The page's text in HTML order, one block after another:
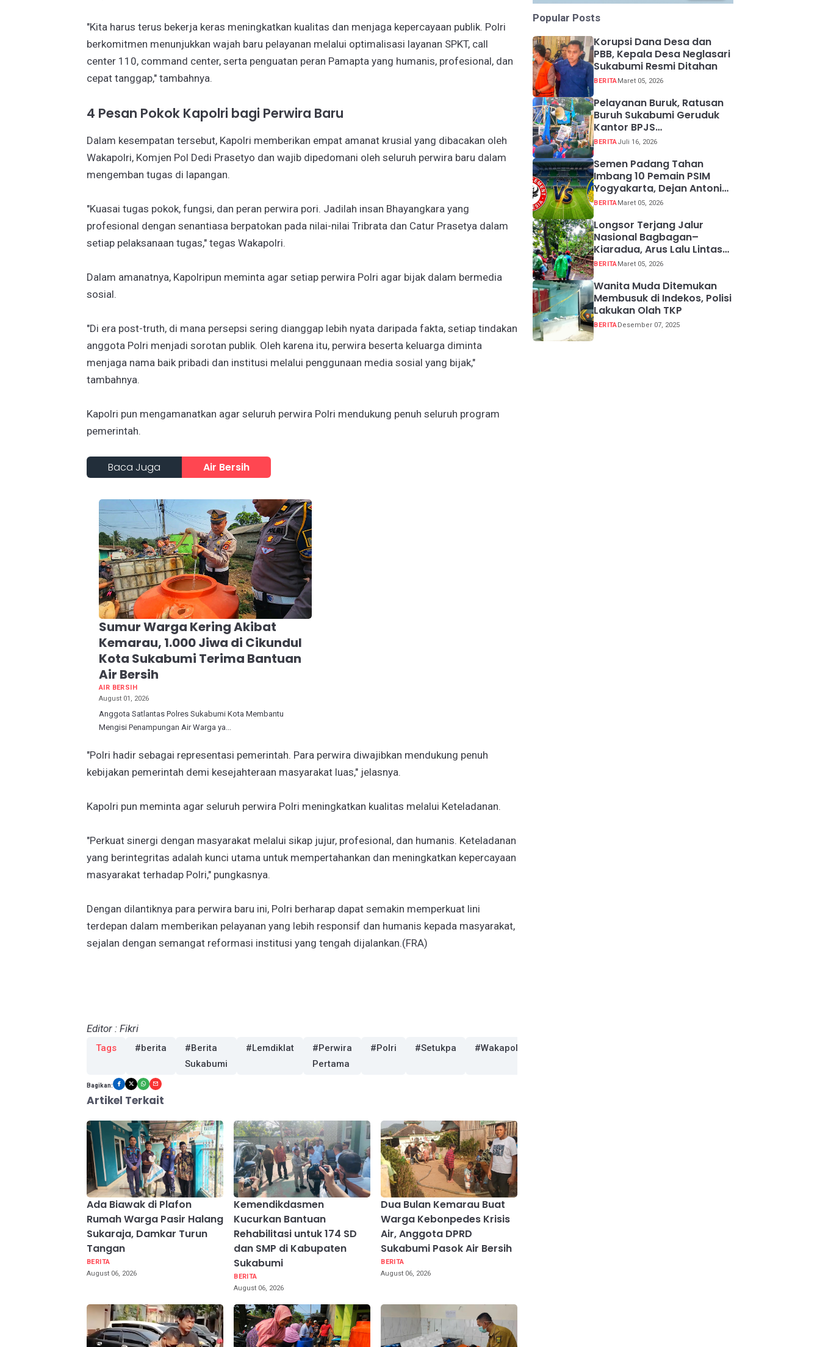
"Kita harus terus bekerja keras meningkatkan kualitas dan menjaga kepercayaan publik. Polri
berkomitmen menunjukkan wajah baru pelayanan melalui optimalisasi layanan SPKT, call
center 110, command center, serta penguatan peran Pamapta yang humanis, profesional, dan
cepat tanggap," tambahnya.
4 Pesan Pokok Kapolri bagi Perwira Baru
Dalam kesempatan tersebut, Kapolri memberikan empat amanat krusial yang dibacakan oleh
Wakapolri, Komjen Pol Dedi Prasetyo dan wajib dipedomani oleh seluruh perwira baru dalam
mengemban tugas di lapangan.
"Kuasai tugas pokok, fungsi, dan peran perwira pori. Jadilah insan Bhayangkara yang
profesional dengan senantiasa berpatokan pada nilai-nilai Tribrata dan Catur Prasetya dalam
setiap pelaksanaan tugas," tegas Wakapolri.
Dalam amanatnya, Kapolripun meminta agar setiap perwira Polri agar bijak dalam bermedia
sosial.
"Di era post-truth, di mana persepsi sering dianggap lebih nyata daripada fakta, setiap tindakan
anggota Polri menjadi sorotan publik. Oleh karena itu, perwira beserta keluarga diminta
menjaga nama baik pribadi dan institusi melalui penggunaan media sosial yang bijak,"
tambahnya.
Kapolri pun mengamanatkan agar seluruh perwira Polri mendukung penuh seluruh program
pemerintah.
Baca Juga Air Bersih
Sumur Warga Kering Akibat
Kemarau, 1.000 Jiwa di Cikundul
Kota Sukabumi Terima Bantuan
Air Bersih
AIR BERSIH
August 01, 2026
Anggota Satlantas Polres Sukabumi Kota Membantu
Mengisi Penampungan Air Warga ya...
"Polri hadir sebagai representasi pemerintah. Para perwira diwajibkan mendukung penuh
kebijakan pemerintah demi kesejahteraan masyarakat luas," jelasnya.
Kapolri pun meminta agar seluruh perwira Polri meningkatkan kualitas melalui Keteladanan.
"Perkuat sinergi dengan masyarakat melalui sikap jujur, profesional, dan humanis. Keteladanan
yang berintegritas adalah kunci utama untuk mempertahankan dan meningkatkan kepercayaan
masyarakat terhadap Polri," pungkasnya.
Dengan dilantiknya para perwira baru ini, Polri berharap dapat semakin memperkuat lini
terdepan dalam memberikan pelayanan yang lebih responsif dan humanis kepada masyarakat,
sejalan dengan semangat reformasi institusi yang tengah dijalankan.(FRA)
Editor : Fikri
Tags #berita
#Berita
Sukabumi
#Lemdiklat
#Perwira
Pertama
#Polri #Setukpa #Wakapolri
Bagikan:
Artikel Terkait
Ada Biawak di Plafon
Rumah Warga Pasir Halang
Sukaraja, Damkar Turun
Tangan
BERITA
August 06, 2026
Kemendikdasmen
Kucurkan Bantuan
Rehabilitasi untuk 174 SD
dan SMP di Kabupaten
Sukabumi
BERITA
August 06, 2026
Dua Bulan Kemarau Buat
Warga Kebonpedes Krisis
Air, Anggota DPRD
Sukabumi Pasok Air Bersih
BERITA
August 06, 2026
Popular Posts
Korupsi Dana Desa dan
PBB, Kepala Desa Neglasari
Sukabumi Resmi Ditahan
BERITA Maret 05, 2026
Pelayanan Buruk, Ratusan
Buruh Sukabumi Geruduk
Kantor BPJS
Ketenagakerjaan
BERITAJuli 16, 2026
Semen Padang Tahan
Imbang 10 Pemain PSIM
Yogyakarta, Dejan Antonic
Resmi Dipecat!
BERITA Maret 05, 2026
Longsor Terjang Jalur
Nasional Bagbagan–
Kiaradua, Arus Lalu Lintas
Buka Tutup
BERITA Maret 05, 2026
Wanita Muda Ditemukan
Membusuk di Indekos, Polisi
Lakukan Olah TKP
BERITA Desember 07, 2025